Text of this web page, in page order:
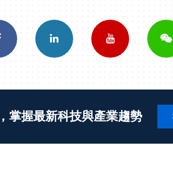
掌握最新科技與產業趨勢